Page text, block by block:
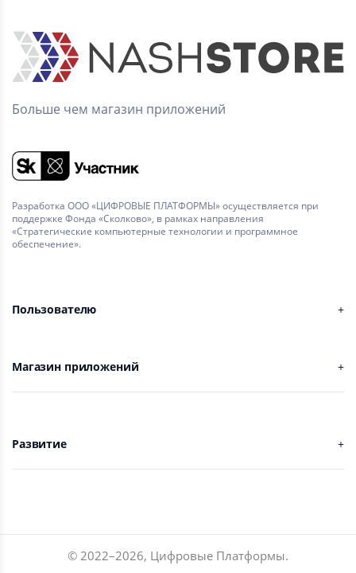
Больше чем магазин приложений
Разработка ООО «ЦИФРОВЫЕ ПЛАТФОРМЫ» осуществляется при
поддержке Фонда «Сколково», в рамках направления
«Стратегические компьютерные технологии и программное
обеспечение».
Пользователю
Магазин приложений
Развитие
© 2022–2026, Цифровые Платформы.